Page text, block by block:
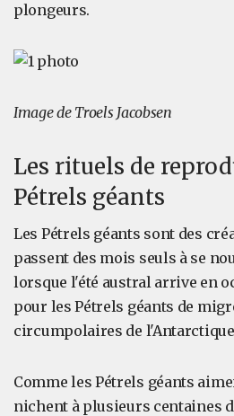
plongeurs.
Image de Troels Jacobsen
Les rituels de
Pétrels géants
Les Pétrels géants sont des
passent des mois seuls à se
lorsque l'été austral arrive en
pour les Pétrels géants de
circumpolaires de
Comme les Pétrels géants
nichent à plusieurs centaines